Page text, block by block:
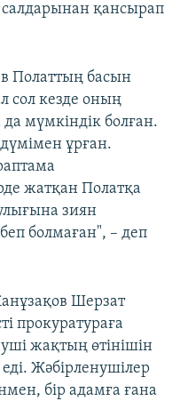
қансырап
Полаттың басын
сол кезде оның
мүмкіндік болған.
ұрған.
жатқан Полатқа
зиян
болмаған", – деп
Шерзат
прокуратураға
жақтың өтінішін
Жәбірленушілер
бір адамға ғана